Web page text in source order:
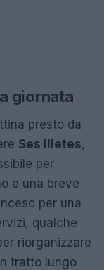
giornata
presto da
Ses Illetes,
per
e una breve
per una
qualche
riorganizzare
tratto lungo